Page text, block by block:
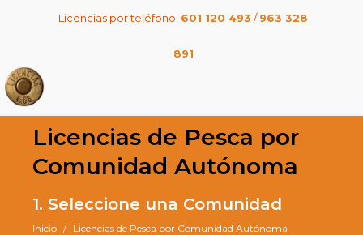
Licencias por teléfono: 601 120 493 /963 328
891
Licencias de Pesca por
Comunidad Autónoma
1. Seleccione una Comunidad
Inicio Licencias de Pesca por Comunidad Autónoma